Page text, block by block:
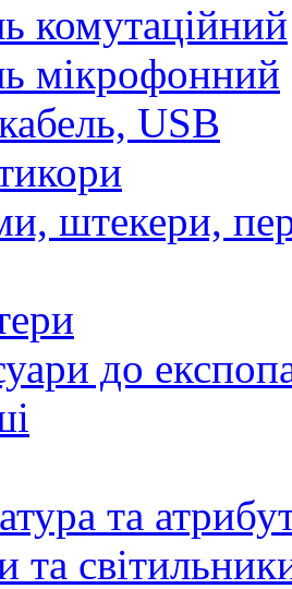
комутаційний
мікрофонний
USB
штекери,
до
та
та